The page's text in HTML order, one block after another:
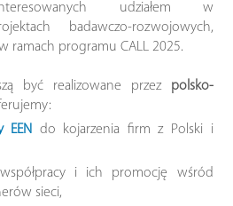
udziałem w
badawczo-rozwojowych,
ramach programu CALL 2025.
być realizowane przez polsko-
EEN do kojarzenia firm z Polski i
i ich promocję wśród
sieci,